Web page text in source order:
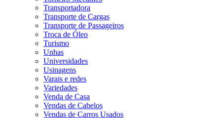
Transportadora
Transporte de Cargas
Transporte de Passageiros
Troca de Óleo
Turismo
Unhas
Universidades
Usinagens
Varais e redes
Variedades
Venda de Casa
Vendas de Cabelos
Vendas de Carros Usados